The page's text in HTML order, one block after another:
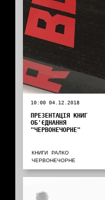
10:00 04.12.2018
ПРЕЗЕНТАЦІЯ КНИГ
ОБ'ЄДНАННЯ
"ЧЕРВОНЕЧОРНЕ"
КНИГИ
РАЛКО
ЧЕРВОНЕЧОРНЕ